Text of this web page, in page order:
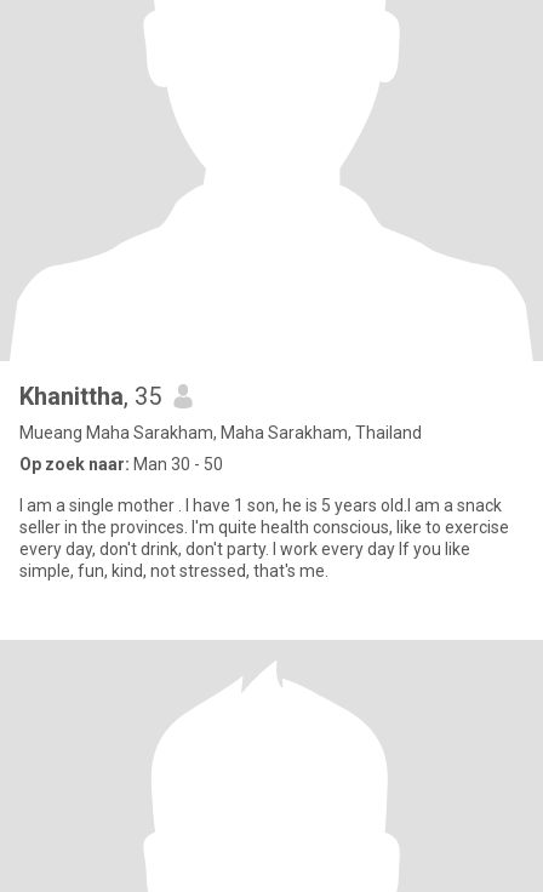
Khanittha, 35
Mueang Maha Sarakham, Maha Sarakham, Thailand
Op zoek naar: Man 30 - 50
I am a single mother . I have 1 son, he is 5 years old.I am a snack
seller in the provinces. I'm quite health conscious, like to exercise
every day, don't drink, don't party. I work every day If you like
simple, fun, kind, not stressed, that's me.